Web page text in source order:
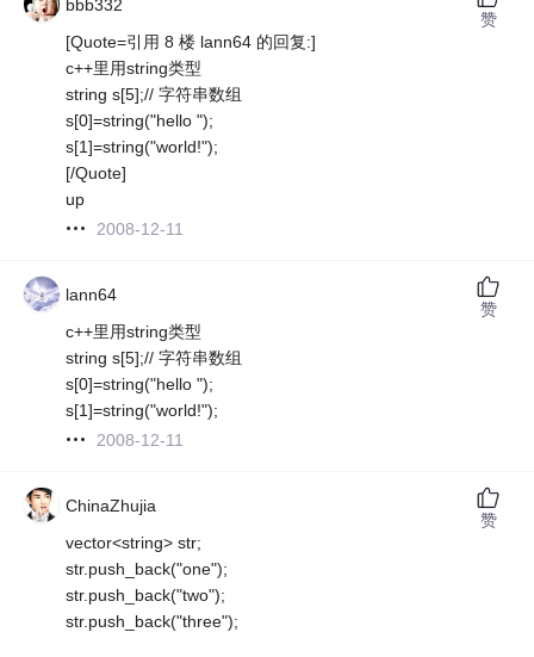
bbb332
[Quote=引用 8 楼 lann64 的回复:]
c++里用string类型
string s[5];// 字符串数组
s[0]=string("hello ");
s[1]=string("world!");
[/Quote]
up
2008-12-11
赞
lann64
c++里用string类型
string s[5];// 字符串数组
s[0]=string("hello ");
s[1]=string("world!");
2008-12-11
赞
ChinaZhujia
vector<string> str;
str.push_back("one");
str.push_back("two");
str.push_back("three");
赞